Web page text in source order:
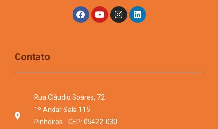
Contato
Rua Cláudio Soares, 72
1º Andar Sala 115
Pinheiros - CEP: 05422-030